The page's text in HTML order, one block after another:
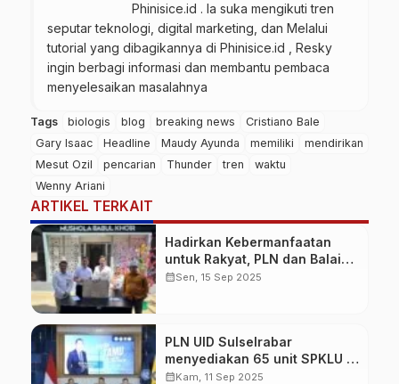
Phinisice.id . Ia suka mengikuti tren
seputar teknologi, digital marketing, dan Melalui
tutorial yang dibagikannya di Phinisice.id , Resky
ingin berbagi informasi dan membantu pembaca
menyelesaikan masalahnya
Tags biologis blog breaking news
Cristiano Bale
Gary Isaac
Headline Maudy Ayunda memiliki
mendirikan
Mesut Ozil
pencarian Thunder tren
waktu
Wenny Ariani
ARTIKEL TERKAIT
Hadirkan Kebermanfaatan
untuk Rakyat, PLN dan Balai
TN Bantimurung Bulusaraung
calendar_monthSen, 15 Sep 2025
PLN UID Sulselrabar
menyediakan 65 unit SPKLU di
51 lokasi
calendar_monthKam, 11 Sep 2025